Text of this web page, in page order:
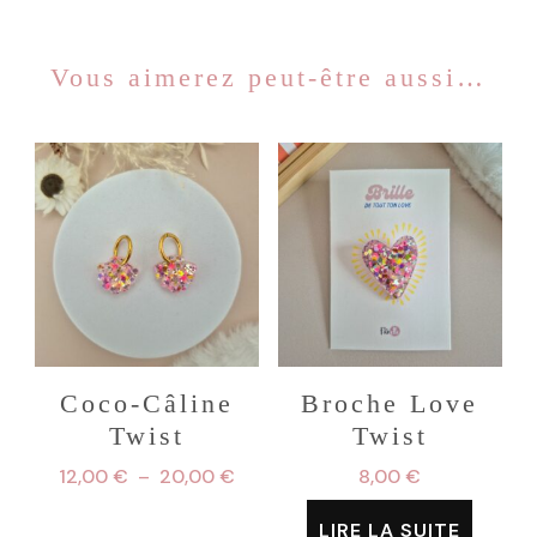
Vous aimerez peut-être aussi…
Coco-Câline
Twist
12,00€ – 20,00€
Broche Love
Twist
8,00€
LIRE LA SUITE